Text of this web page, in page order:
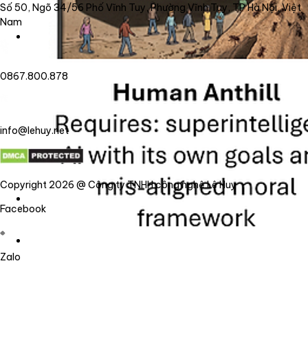
Số 50, Ngõ 34/56 Phố Vĩnh Tuy, Phường Vĩnh Tuy, TP Hà Nội, Việt
Nam
0867.800.878
info@lehuy.net
Copyright 2026 @ Công ty TNHH công nghệ Lê Huy
Facebook
Zalo